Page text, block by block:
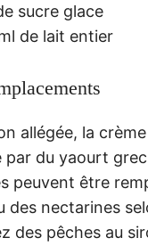
sucre glace
de lait entier
allégée, la
par du yaourt
peuvent être
des nectarines
des pêches au